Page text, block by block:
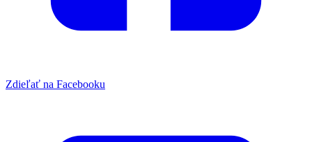
Zdieľať na Facebooku